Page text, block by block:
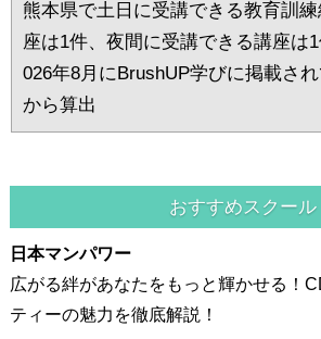
熊本県で土日に受講できる教育訓
座は1件、夜間に受講できる講座
026年8月にBrushUP学びに掲載さ
から算出
おすすめスクール
日本マンパワー
広がる絆があなたをもっと輝かせる！
ティーの魅力を徹底解説！